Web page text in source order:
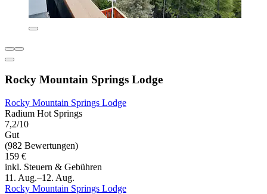
Rocky Mountain Springs Lodge
Rocky Mountain Springs Lodge
Radium Hot Springs
7,2/10
Gut
(982 Bewertungen)
159 €
inkl. Steuern & Gebühren
11. Aug.–12. Aug.
Rocky Mountain Springs Lodge